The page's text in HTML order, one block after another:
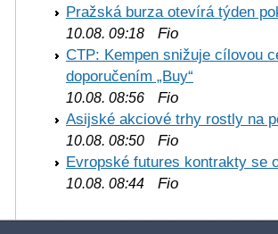
Pražská burza otevírá týden
10.08. 09:18 Fio
CTP: Kempen snižuje cílovou
doporučením „Buy“
10.08. 08:56 Fio
Asijské akciové trhy rostly na
10.08. 08:50 Fio
Evropské futures kontrakty se
10.08. 08:44 Fio